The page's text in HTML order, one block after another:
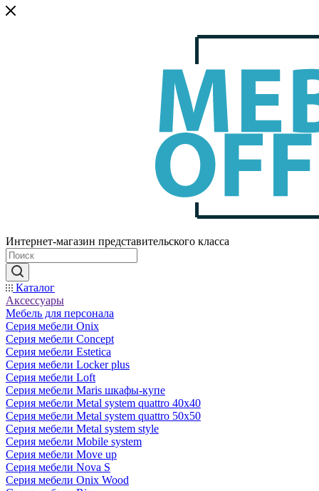
Интернет-магазин представительского класса
Каталог
Аксессуары
Мебель для персонала
Серия мебели Onix
Серия мебели Concept
Серия мебели Estetica
Серия мебели Locker plus
Серия мебели Loft
Серия мебели Maris шкафы-купе
Серия мебели Metal system quattro 40x40
Серия мебели Metal system quattro 50x50
Серия мебели Metal system style
Серия мебели Mobile system
Серия мебели Move up
Серия мебели Nova S
Серия мебели Onix Wood